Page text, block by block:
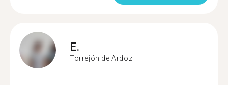
E.
Torrejón de Ardoz